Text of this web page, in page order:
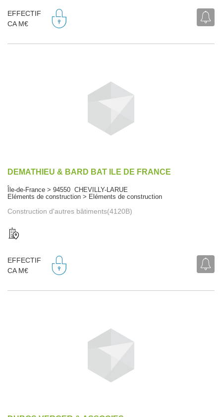
EFFECTIF
CA M€
DEMATHIEU & BARD BAT ILE DE FRANCE
Île-de-France > 94550 CHEVILLY-LARUE
Eléments de construction > Eléments de construction
Construction d'autres bâtiments(4120B)
EFFECTIF
CA M€